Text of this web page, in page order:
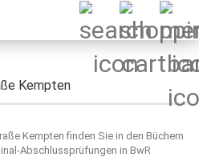
Kempten
Kempten finden Sie in den Büchern
Abschlussprüfungen in BwR